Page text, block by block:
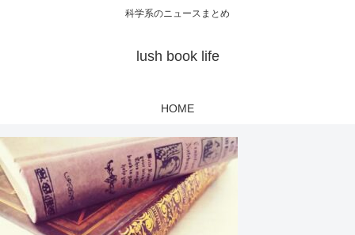
科学系のニュースまとめ
lush book life
HOME